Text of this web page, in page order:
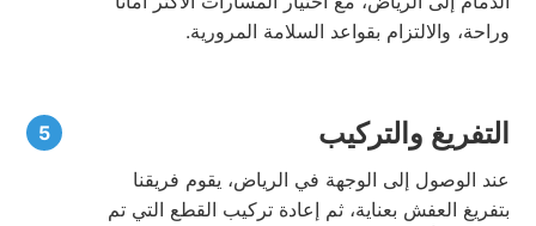
وراحة، والالتزام بقواعد السلامة المرورية.
التفريغ والتركيب
عند الوصول إلى الوجهة في الرياض، يقوم فريقنا
بتفريغ العفش بعناية، ثم إعادة تركيب القطع التي تم